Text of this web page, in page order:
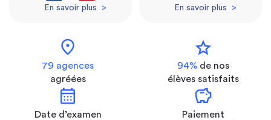
En savoir plus > En savoir plus >
location_on
79 agences
agréées
star
94% de nos
élèves satisfaits
calendar_month
Date d’examen
savings
Paiement